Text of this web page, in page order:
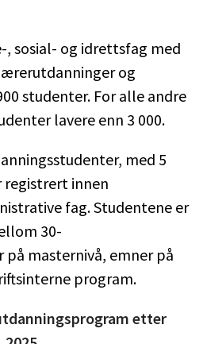
sosial- og idrettsfag med
og
studenter. For alle andre
lavere enn 3 000.
med 5
registrert innen
fag. Studentene er
30-
masternivå, emner på
program.
etter